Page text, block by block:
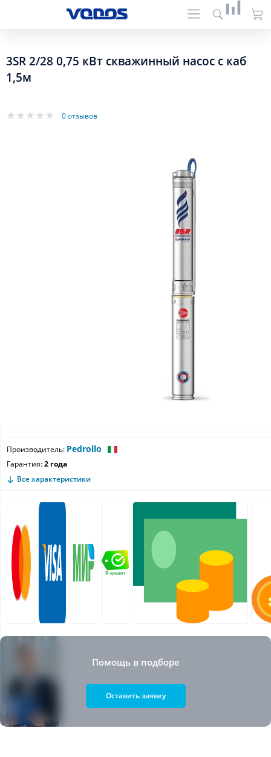
3SR 2/28 0,75 кВт скважинный насос с каб
1,5м
0 отзывов
Производитель: Pedrollo
Гарантия:2 года
Все характеристики
Помощь в подборе
Оставить заявку